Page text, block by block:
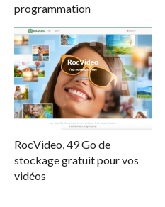
programmation
RocVideo, 49 Go de
stockage gratuit pour vos
vidéos